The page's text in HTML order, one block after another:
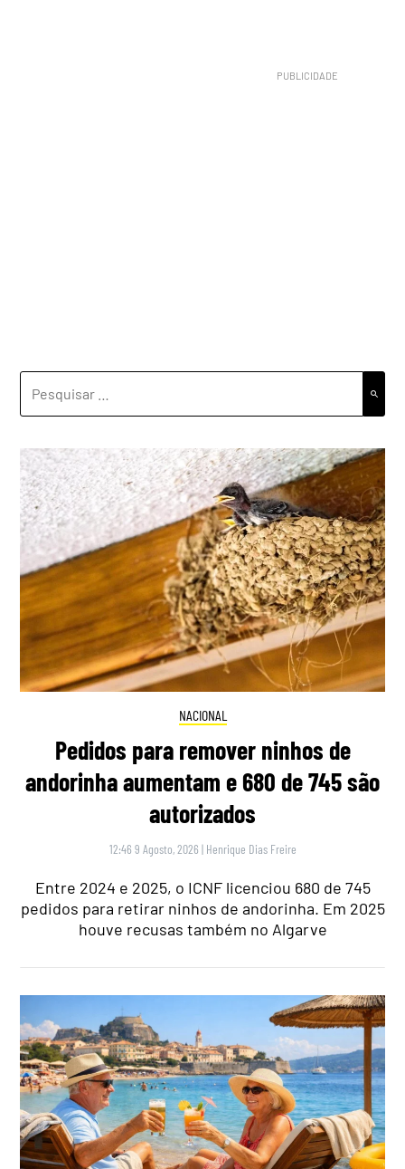
POR:
NACIONAL
Pedidos para remover ninhos de
andorinha aumentam e 680 de 745 são
autorizados
12:46 9 Agosto, 2026 | Henrique Dias Freire
Entre 2024 e 2025, o ICNF licenciou 680 de 745
pedidos para retirar ninhos de andorinha. Em 2025
houve recusas também no Algarve